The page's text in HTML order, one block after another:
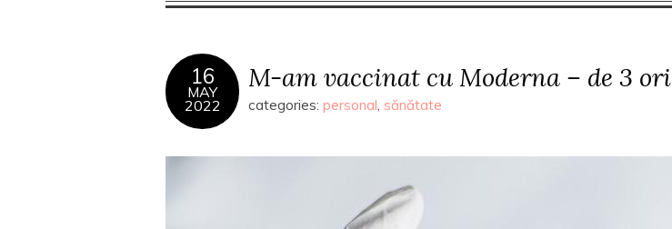
16
MAY
2022
M-am vaccinat cu Moderna – de 3 ori
categories: personal sănătate